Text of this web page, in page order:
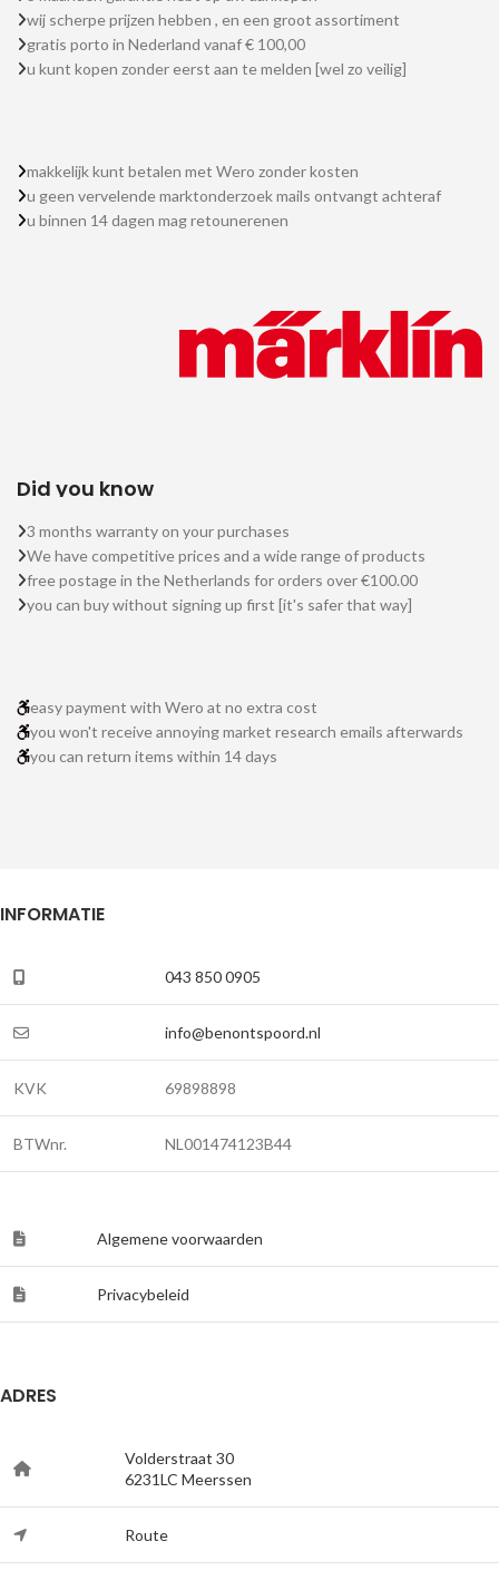
wij scherpe prijzen hebben , en een groot assortiment
gratis porto in Nederland vanaf € 100,00
u kunt kopen zonder eerst aan te melden [wel zo veilig]
makkelijk kunt betalen met Wero zonder kosten
u geen vervelende marktonderzoek mails ontvangt achteraf
u binnen 14 dagen mag retounerenen
Did you know
3 months warranty on your purchases
We have competitive prices and a wide range of products
free postage in the Netherlands for orders over €100.00
you can buy without signing up first [it's safer that way]
easy payment with Wero at no extra cost
you won't receive annoying market research emails afterwards
you can return items within 14 days
INFORMATIE
043 850 0905
info@benontspoord.nl
KVK 69898898
BTWnr. NL001474123B44
Algemene voorwaarden
Privacybeleid
ADRES
Volderstraat 30
6231LC Meerssen
Route